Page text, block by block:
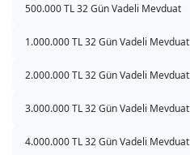
500.000 TL 32 Gün Vadeli Mevduat
1.000.000 TL 32 Gün Vadeli Mevduat
2.000.000 TL 32 Gün Vadeli Mevduat
3.000.000 TL 32 Gün Vadeli Mevduat
4.000.000 TL 32 Gün Vadeli Mevduat